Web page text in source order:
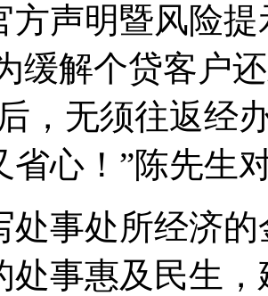
方声明暨风险
缓解个贷客户
，无须往返经
省心！”陈先生
处事处所经济
处事惠及民生